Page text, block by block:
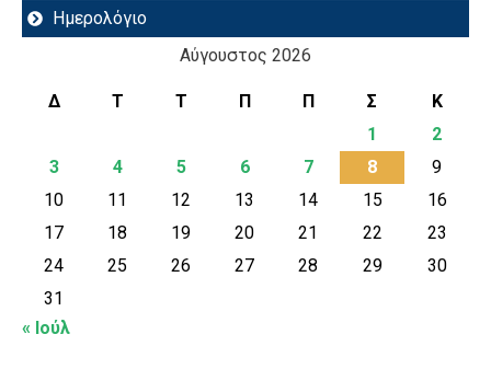
Ημερολόγιο
Αύγουστος 2026
Δ Τ Τ Π Π Σ
Κ
1
2
3
4 5 6 7 8
9
10
11 12 13 14 15
16
17
18 19 20 21 22
23
24
25 26 27 28 29
30
31
« Ιούλ